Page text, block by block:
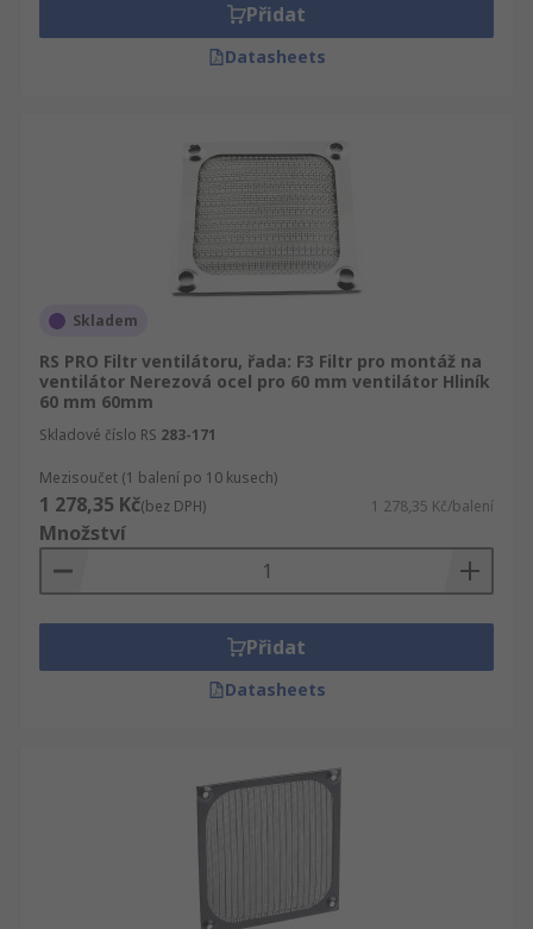
Přidat
Datasheets
Skladem
RS PRO Filtr ventilátoru, řada: F3 Filtr pro montáž na
ventilátor Nerezová ocel pro 60 mm ventilátor Hliník
60 mm 60mm
Skladové číslo RS 283-171
Mezisoučet (1 balení po 10 kusech)
1 278,35 Kč(bez DPH) 1 278,35 Kč/balení
Množství
Přidat
Datasheets